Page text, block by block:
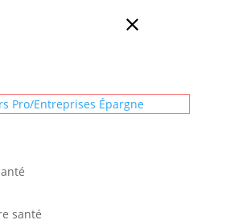
Pro/Entreprises Épargne
santé